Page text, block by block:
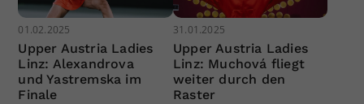
01.02.2025
Upper Austria Ladies
Linz: Alexandrova
und Yastremska im
Finale
31.01.2025
Upper Austria Ladies
Linz: Muchová fliegt
weiter durch den
Raster